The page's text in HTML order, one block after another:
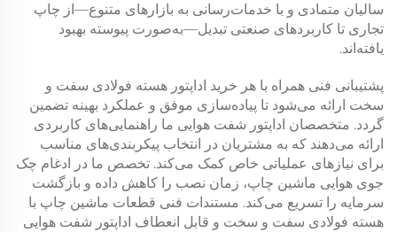
سالیان متمادی و با خدمات‌رسانی به بازارهای متنوع—از چاپ
تجاری تا کاربردهای صنعتی تبدیل—به‌صورت پیوسته بهبود
یافته‌اند.
پشتیبانی فنی همراه با هر خرید اداپتور هسته فولادی سفت و
سخت ارائه می‌شود تا پیاده‌سازی موفق و عملکرد بهینه تضمین
گردد. متخصصان اداپتور شفت هوایی ما راهنمایی‌های کاربردی
ارائه می‌دهند که به مشتریان در انتخاب پیکربندی‌های مناسب
برای نیازهای عملیاتی خاص کمک می‌کند. تخصص ما در ادغام چک
جوی هوایی ماشین چاپ، زمان نصب را کاهش داده و بازگشت
سرمایه را تسریع می‌کند. مستندات فنی قطعات ماشین چاپ با
هسته فولادی سفت و سخت و قابل انعطاف اداپتور شفت هوایی